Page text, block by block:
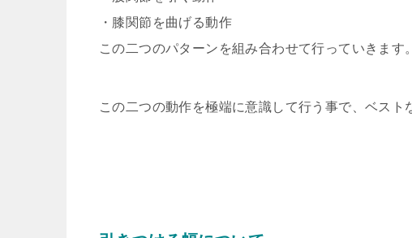
・膝関節を曲げる動作
この二つのパターンを組み合わせて行っていきます。
この二つの動作を極端に意識して行う事で、ベスト